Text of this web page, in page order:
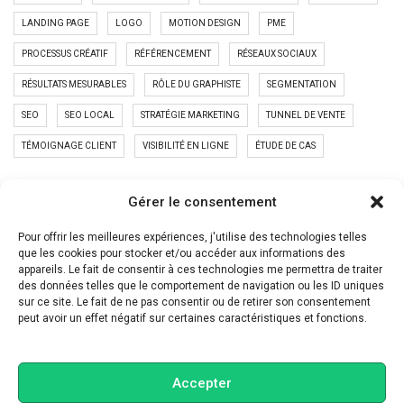
Gérer le consentement
Pour offrir les meilleures expériences, j'utilise des technologies telles
que les cookies pour stocker et/ou accéder aux informations des
appareils. Le fait de consentir à ces technologies me permettra de traiter
des données telles que le comportement de navigation ou les ID uniques
sur ce site. Le fait de ne pas consentir ou de retirer son consentement
peut avoir un effet négatif sur certaines caractéristiques et fonctions.
Accepter
LANDING PAGE LOGO MOTION DESIGN PME
PROCESSUS CRÉATIF RÉFÉRENCEMENT RÉSEAUX SOCIAUX
RÉSULTATS MESURABLES RÔLE DU GRAPHISTE SEGMENTATION
SEO SEO LOCAL STRATÉGIE MARKETING TUNNEL DE VENTE
TÉMOIGNAGE CLIENT VISIBILITÉ EN LIGNE ÉTUDE DE CAS
PUBLICATIONS RÉCENTES
Ton site web travaille encore comme en 2015
LinkedIn n’est plus un CV
Instagram ne récompense plus les belles images